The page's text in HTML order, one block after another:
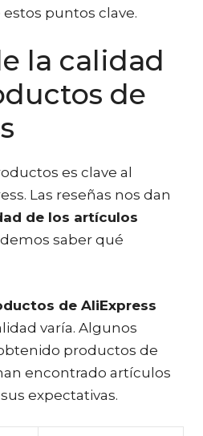
puntos clave.
la calidad
de
es clave al
Las reseñas nos dan
de los artículos
saber qué
de AliExpress
varía. Algunos
productos de
encontrado artículos
expectativas.